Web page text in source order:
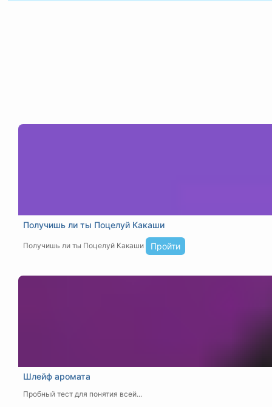
Получишь ли ты Поцелуй Какаши
Получишь ли ты Поцелуй Какаши Пройти
Шлейф аромата
Пробный тест для понятия всей...